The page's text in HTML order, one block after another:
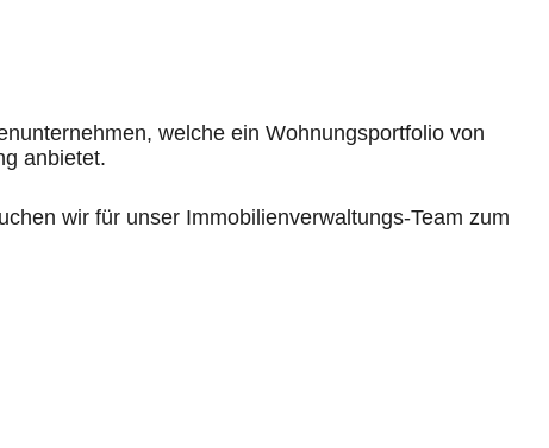
welche ein Wohnungsportfolio von
anbietet.
wir für unser Immobilienverwaltungs-Team zum